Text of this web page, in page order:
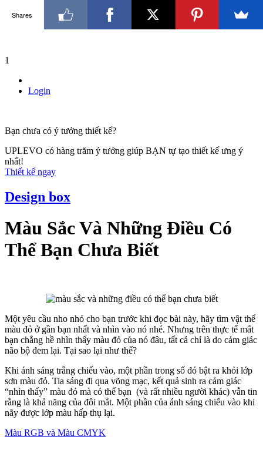
1
Login
Bạn chưa có ý tưởng thiết kế?
UPLEVO có hàng trăm ý tưởng giúp BẠN tự tạo thiết kế ưng ý
nhất!
Thiết kế ngay
Design box
Màu Sắc Và Những Điều Có
Thể Bạn Chưa Biết
Một yêu cầu nho nhỏ cho bạn trước khi đọc bài này, hãy tìm vật thể
màu đỏ ở gần bạn nhất và nhìn vào nó nhé. Nhưng trên thực tế mắt
bạn chẳng hề nhìn thấy màu đỏ của nó đâu, tất cả chỉ là do cảm giác
não bộ đem lại. Tại sao lại như thế?
Khi ánh sáng trắng chiếu vào, một phần trong số đó bật ra khỏi lớp
sơn màu đỏ. Tia sáng đi qua võng mạc, kết quả sinh ra cảm giác
“nhìn thấy” màu đỏ mà có thể bạn (và rất nhiều người khác) vẫn tin
rằng là khả năng của đôi mắt. Một phần của ánh sáng chiếu vào khi
nãy được lớp màu hấp thụ lại.
Màu RGB và Màu CMYK
Shares